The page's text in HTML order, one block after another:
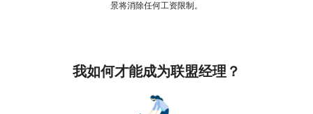
景将消除任何工资限制。
我如何才能成为联盟经理？